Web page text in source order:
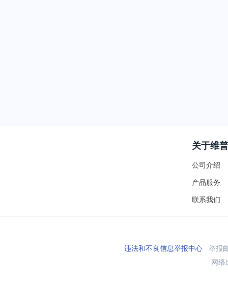
关于维普
公司介绍
产品服务
联系我们
违法和不良信息举报中心举报
网